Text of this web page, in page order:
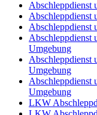
Abschleppdienst
Abschleppdienst
Abschleppdienst
Abschleppdienst
Umgebung
Abschleppdienst
Umgebung
Abschleppdienst
Umgebung
LKW